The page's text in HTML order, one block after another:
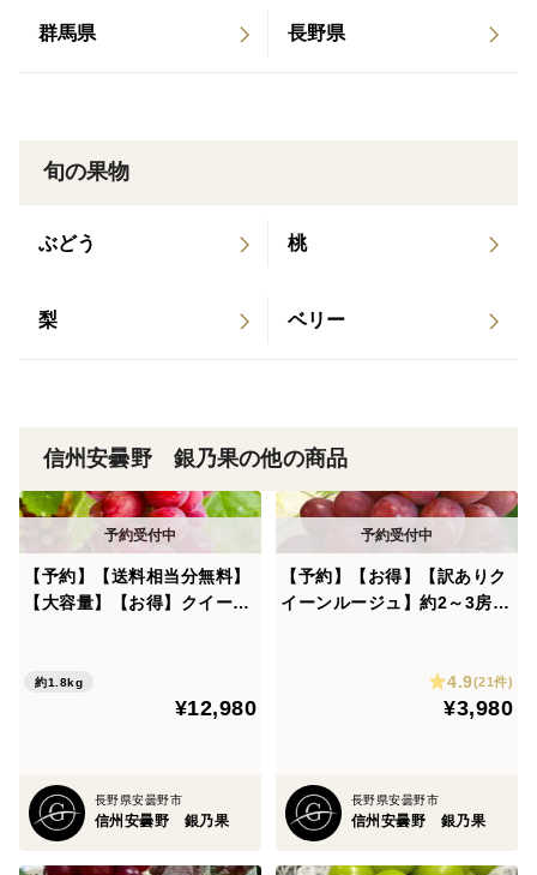
ありません。
商品ページになります。
群馬県 長野県
旬の果物
ぶどう 桃
梨 ベリー
信州安曇野 銀乃果の他の商品
【予約】【送料相当分無料】
【大容量】【お得】クイーン
約1.8kg
¥12,980
長野県安曇野市
信州安曇野 銀乃果
【予約】【お得】【訳ありク
イーンルージュ】約2～3房
4.9(21件)
¥3,980
長野県安曇野市
信州安曇野 銀乃果